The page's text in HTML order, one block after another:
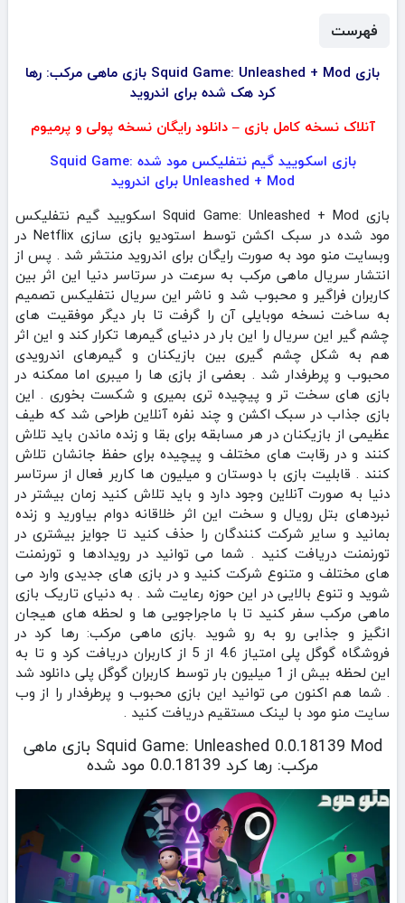
فهرست
بازی Squid Game: Unleashed + Mod بازی ماهی مرکب: رها
کرد هک شده برای اندروید
آنلاک نسخه کامل بازی – دانلود رایگان نسخه پولی و پرمیوم
بازی اسکویید گیم نتفلیکس مود شده Squid Game:
Unleashed + Mod برای اندروید
بازی Squid Game: Unleashed + Mod اسکویید گیم نتفلیکس
مود شده در سبک اکشن توسط استودیو بازی سازی Netflix در
وبسایت منو مود به صورت رایگان برای اندروید منتشر شد . پس از
انتشار سریال ماهی مرکب به سرعت در سرتاسر دنیا این اثر بین
کاربران فراگیر و محبوب شد و ناشر این سریال نتفلیکس تصمیم
به ساخت نسخه موبایلی آن را گرفت تا بار دیگر موفقیت های
چشم گیر این سریال را این بار در دنیای گیمرها تکرار کند و این اثر
هم به شکل چشم گیری بین بازیکنان و گیمرهای اندرویدی
محبوب و پرطرفدار شد . بعضی از بازی ها را میبری اما ممکنه در
بازی های سخت تر و پیچیده تری بمیری و شکست بخوری . این
بازی جذاب در سبک اکشن و چند نفره آنلاین طراحی شد که طیف
عظیمی از بازیکنان در هر مسابقه برای بقا و زنده ماندن باید تلاش
کنند و در رقابت های مختلف و پیچیده برای حفظ جانشان تلاش
کنند . قابلیت بازی با دوستان و میلیون ها کاربر فعال از سرتاسر
دنیا به صورت آنلاین وجود دارد و باید تلاش کنید زمان بیشتر در
نبردهای بتل رویال و سخت این اثر خلاقانه دوام بیاورید و زنده
بمانید و سایر شرکت کنندگان را حذف کنید تا جوایز بیشتری در
تورنمنت دریافت کنید . شما می توانید در رویدادها و تورنمنت
های مختلف و متنوع شرکت کنید و در بازی های جدیدی وارد می
شوید و تنوع بالایی در این حوزه رعایت شد . به دنیای تاریک بازی
ماهی مرکب سفر کنید تا با ماجراجویی ها و لحظه های هیجان
انگیز و جذابی رو به رو شوید .بازی ماهی مرکب: رها کرد در
فروشگاه گوگل پلی امتیاز 4.6 از 5 از کاربران دریافت کرد و تا به
این لحظه بیش از 1 میلیون بار توسط کاربران گوگل پلی دانلود شد
. شما هم اکنون می توانید این بازی محبوب و پرطرفدار را از وب
سایت منو مود با لینک مستقیم دریافت کنید .
Squid Game: Unleashed 0.0.18139 Mod بازی ماهی
مرکب: رها کرد 0.0.18139 مود شده